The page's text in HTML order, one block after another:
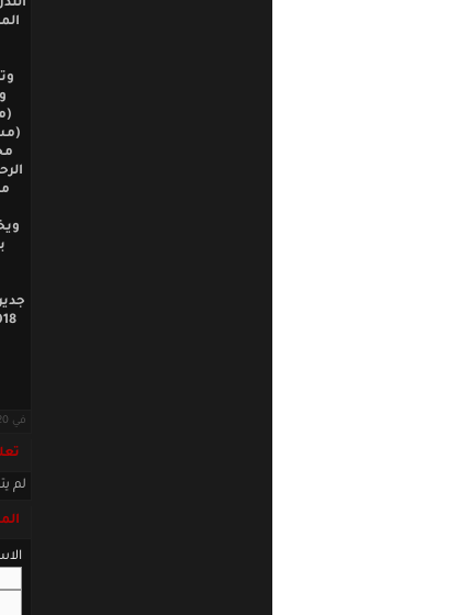
في 20 سبتمبر 2017 · قراءات: 3161 ·
لم